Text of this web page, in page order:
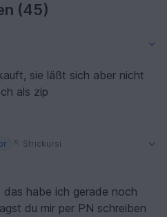
(45)
sie läßt sich aber nicht
als zip
Strickursi
das habe ich gerade noch
du mir per PN schreiben